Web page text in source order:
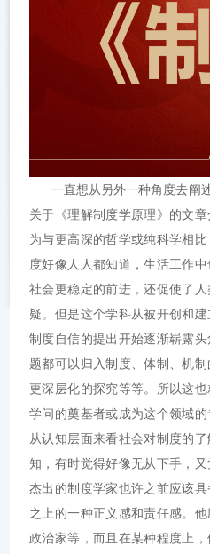
一直想从另外一种角度去阐述
关于《理解制度学原理》的文
为与更高深的哲学或纯科学相
度好像人人都知道，生活工作
社会更稳定的前进，还促使了
疑。但是这个学科从被开创和
制度自信的提出开始逐渐崭露
题都可以归入制度、体制、机
更深层化的探究等等。所以这
学问的奠基者或成为这个领域
从认知层面来看社会对制度的
知，有时觉得好像无从下手，
杰出的制度学家也许之前应该
之上的一种正义感和责任感。
政治家等，而且在某种程度上